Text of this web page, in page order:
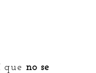
queno se